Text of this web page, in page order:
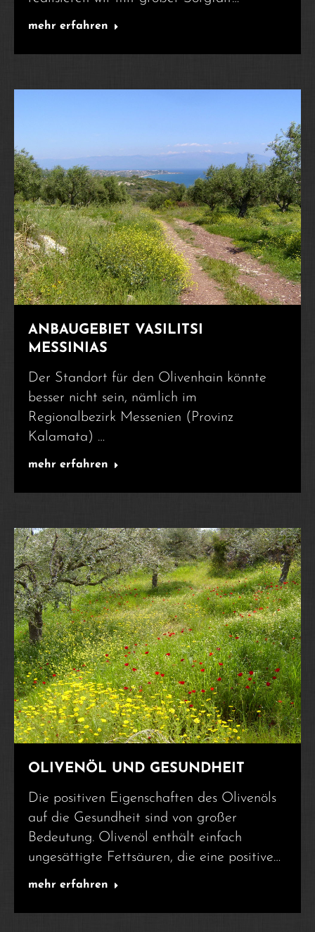
mehr erfahren
ANBAUGEBIET VASILITSI
MESSINIAS
Der Standort für den Olivenhain könnte
besser nicht sein, nämlich im
Regionalbezirk Messenien (Provinz
Kalamata) …
mehr erfahren
OLIVENÖL UND GESUNDHEIT
Die positiven Eigenschaften des Olivenöls
auf die Gesundheit sind von großer
Bedeutung. Olivenöl enthält einfach
ungesättigte Fettsäuren, die eine positive…
mehr erfahren